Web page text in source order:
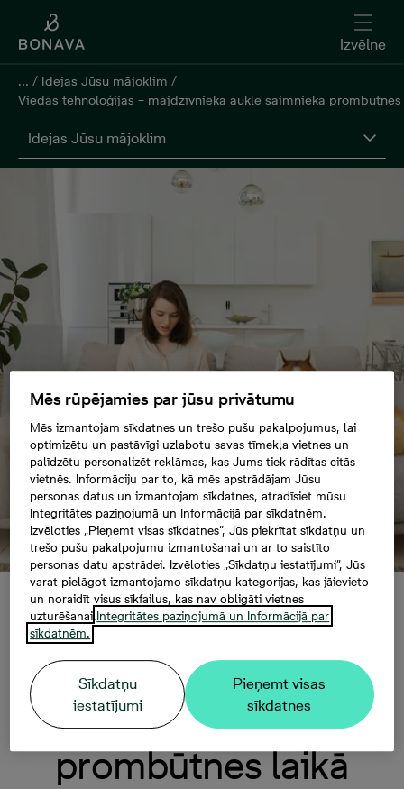
Izvēlne
... / Idejas Jūsu mājoklim /
Viedās tehnoloģijas – mājdzīvnieka aukle saimnieka
Idejas Jūsu mājoklim
Viedās tehnoloģijas –
mājdzīvnieka aukle
saimnieka
prombūtnes laikā
Mēs rūpējamies par jūsu privātumu
Mēs izmantojam sīkdatnes un trešo pušu pakalpojumus, lai
optimizētu un pastāvīgi uzlabotu savas tīmekļa vietnes un
palīdzētu personalizēt reklāmas, kas Jums tiek rādītas citās
vietnēs. Informāciju par to, kā mēs apstrādājam Jūsu
personas datus un izmantojam sīkdatnes, atradīsiet mūsu
Integritātes paziņojumā un Informācijā par sīkdatnēm.
Izvēloties „Pieņemt visas sīkdatnes”, Jūs piekrītat sīkdatņu un
trešo pušu pakalpojumu izmantošanai un ar to saistīto
personas datu apstrādei. Izvēloties „Sīkdatņu iestatījumi”, Jūs
varat pielāgot izmantojamo sīkdatņu kategorijas, kas jāievieto
un noraidīt visus sīkfailus, kas nav obligāti vietnes
uzturēšanai.Integritātes paziņojumā un Informācijā par
sīkdatnēm.
Sīkdatņu
iestatījumi
Pieņemt visas
sīkdatnes